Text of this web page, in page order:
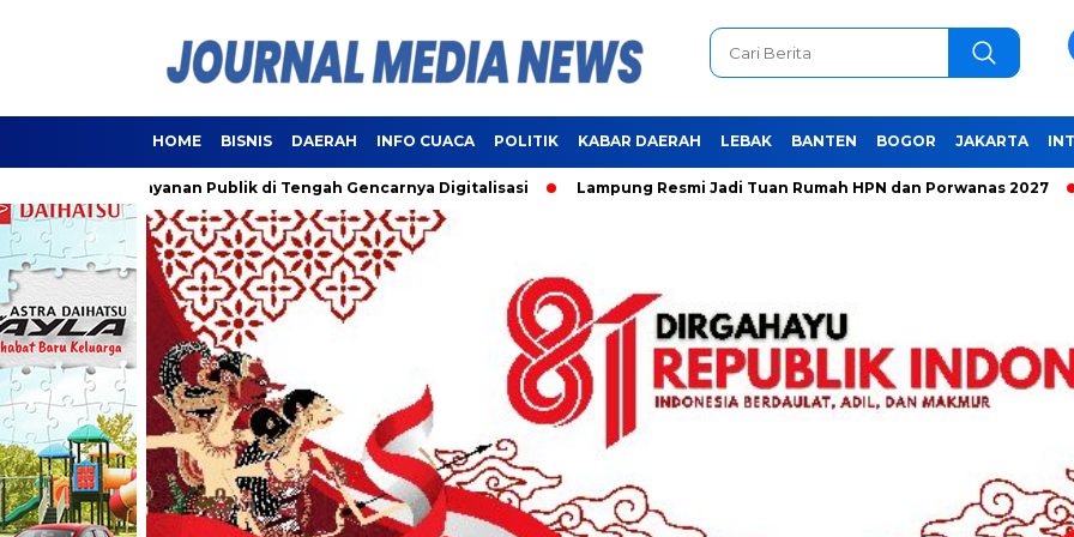
HOME BISNIS DAERAH INFO CUACA POLITIK KABAR DAERAH LEBAK BANTEN BOGOR JAKARTA
Pelayanan Publik di Tengah Gencarnya Digitalisasi Lampung Resmi Jadi Tuan Rumah HPN dan Porwanas 2027 Unifying